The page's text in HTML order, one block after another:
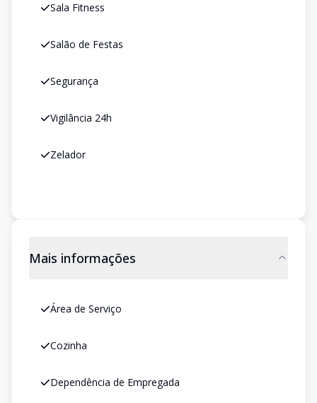
Sala Fitness
Salão de Festas
Segurança
Vigilância 24h
Zelador
Mais informações
Área de Serviço
Cozinha
Dependência de Empregada